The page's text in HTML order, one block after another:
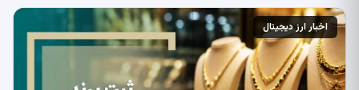
اخبار ارز دیجیتال